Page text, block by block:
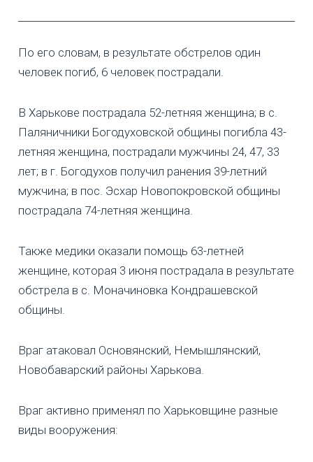
По его словам, в результате обстрелов один
человек погиб, 6 человек пострадали.
В Харькове пострадала 52-летняя женщина; в с.
Паляничники Богодуховской общины погибла 43-
летняя женщина, пострадали мужчины 24, 47, 33
лет; в г. Богодухов получил ранения 39-летний
мужчина; в пос. Эсхар Новопокровской общины
пострадала 74-летняя женщина.
Также медики оказали помощь 63-летней
женщине, которая 3 июня пострадала в результате
обстрела в с. Моначиновка Кондрашевской
общины.
Враг атаковал Основянский, Немышлянский,
Новобаварский районы Харькова.
Враг активно применял по Харьковщине разные
виды вооружения: